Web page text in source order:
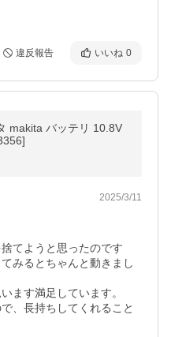
違反報告 いいね 0
makita バッテリ 10.8V
2025/3/11
てようと思ったのです
みるとちゃんと動きまし
ます満足しています。
、長持ちしてくれること